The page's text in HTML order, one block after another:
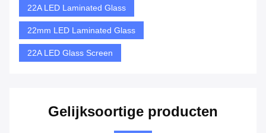
22A LED Laminated Glass
22mm LED Laminated Glass
22A LED Glass Screen
Gelijksoortige producten